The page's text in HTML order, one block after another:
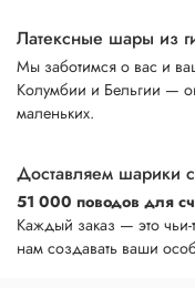
Латексные шары из
Мы заботимся о вас и
Колумбии и Бельгии —
маленьких.
Доставляем шарики
51 000 поводов для
Каждый заказ — это
нам создавать ваши